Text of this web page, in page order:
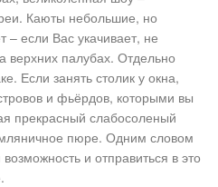
Каюты небольшие, но
если Вас укачивает, не
верхних палубах. Отдельно
Если занять столик у окна,
и фьёрдов, которыми вы
прекрасный слабосоленый
пюре. Одним словом
и отправиться в это